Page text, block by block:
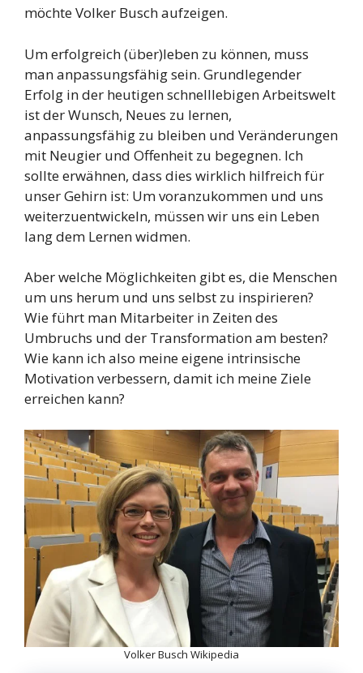
möchte Volker Busch aufzeigen.
Um erfolgreich (über)leben zu können, muss
man anpassungsfähig sein. Grundlegender
Erfolg in der heutigen schnelllebigen Arbeitswelt
ist der Wunsch, Neues zu lernen,
anpassungsfähig zu bleiben und Veränderungen
mit Neugier und Offenheit zu begegnen. Ich
sollte erwähnen, dass dies wirklich hilfreich für
unser Gehirn ist: Um voranzukommen und uns
weiterzuentwickeln, müssen wir uns ein Leben
lang dem Lernen widmen.
Aber welche Möglichkeiten gibt es, die Menschen
um uns herum und uns selbst zu inspirieren?
Wie führt man Mitarbeiter in Zeiten des
Umbruchs und der Transformation am besten?
Wie kann ich also meine eigene intrinsische
Motivation verbessern, damit ich meine Ziele
erreichen kann?
Volker Busch Wikipedia